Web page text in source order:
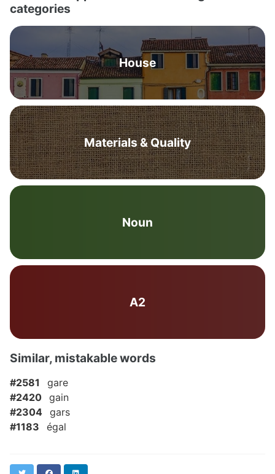
categories
House
Materials & Quality
Noun
A2
Similar, mistakable words
#2581
gare
#2420 gain
#2304 gars
#1183
égal